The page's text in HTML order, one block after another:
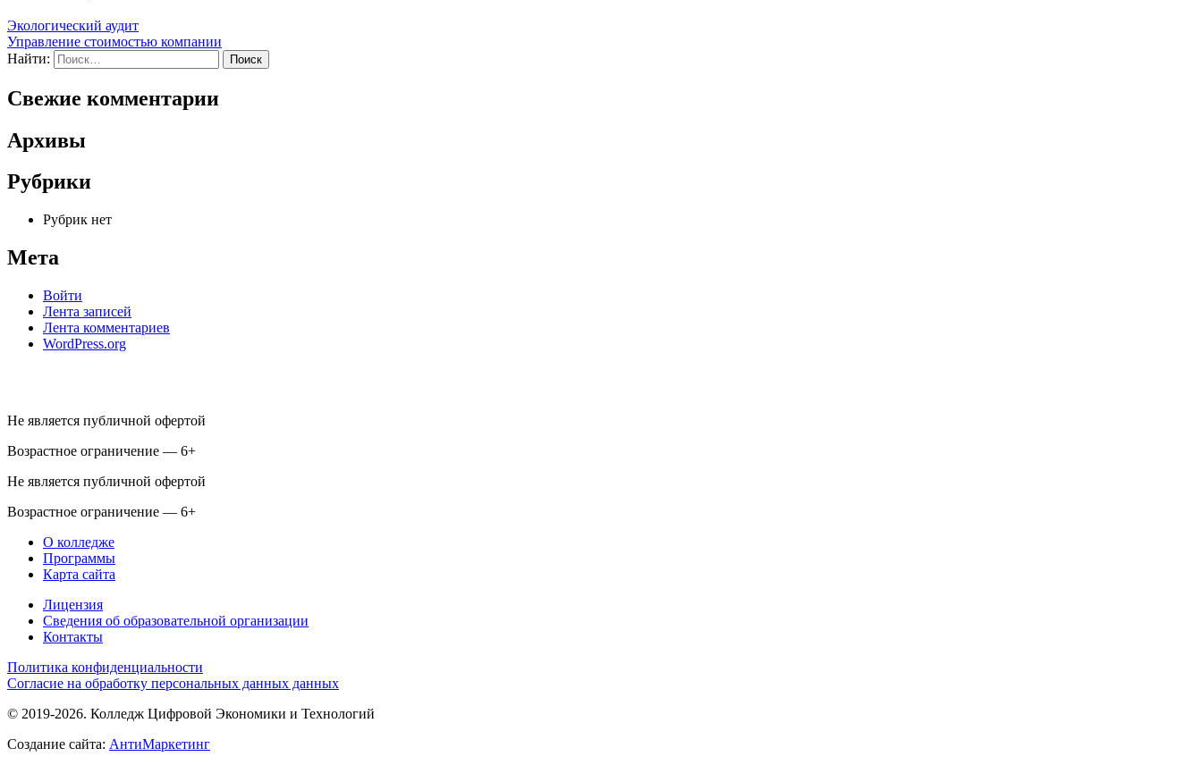
Экологический аудит
Управление стоимостью компании
Найти:
Свежие комментарии
Архивы
Рубрики
Рубрик нет
Мета
Войти
Лента записей
Лента комментариев
WordPress.org
Не является публичной офертой
Возрастное ограничение — 6+
Не является публичной офертой
Возрастное ограничение — 6+
О колледже
Программы
Карта сайта
Лицензия
Сведения об образовательной организации
Контакты
Политика конфиденциальности
Согласие на обработку персональных данных данных
© 2019-2026. Колледж Цифровой Экономики и Технологий
Создание сайта: АнтиМаркетинг